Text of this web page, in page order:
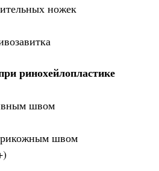
ножек
ринохейлопластике
швом
швом